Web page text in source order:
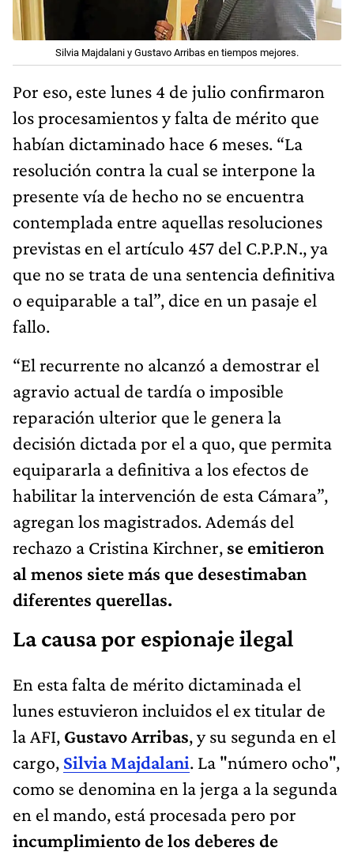
Silvia Majdalani y Gustavo Arribas en tiempos mejores.
Por eso, este lunes 4 de julio confirmaron
los procesamientos y falta de mérito que
habían dictaminado hace 6 meses. “La
resolución contra la cual se interpone la
presente vía de hecho no se encuentra
contemplada entre aquellas resoluciones
previstas en el artículo 457 del C.P.P.N., ya
que no se trata de una sentencia definitiva
o equiparable a tal”, dice en un pasaje el
fallo.
“El recurrente no alcanzó a demostrar el
agravio actual de tardía o imposible
reparación ulterior que le genera la
decisión dictada por el a quo, que permita
equipararla a definitiva a los efectos de
habilitar la intervención de esta Cámara”,
agregan los magistrados. Además del
rechazo a Cristina Kirchner, se emitieron
al menos siete más que desestimaban
diferentes querellas.
La causa por espionaje ilegal
En esta falta de mérito dictaminada el
lunes estuvieron incluidos el ex titular de
la AFI, Gustavo Arribas, y su segunda en el
cargo, Silvia Majdalani. La "número ocho",
como se denomina en la jerga a la segunda
en el mando, está procesada pero por
incumplimiento de los deberes de